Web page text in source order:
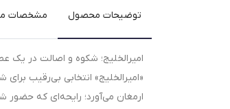
توضیحات محصول مشخصات
امیرالخلیج؛ شکوه و اصالت در یک
«امیرالخلیج» انتخابی بی‌رقیب
ارمغان می‌آورد؛ رایحه‌ای که حضور